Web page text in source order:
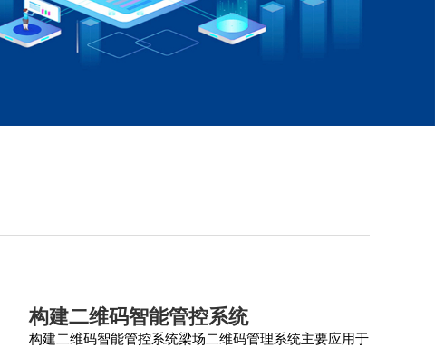
构建二维码智能管控系统
构建二维码智能管控系统梁场二维码管理系统主要应用于